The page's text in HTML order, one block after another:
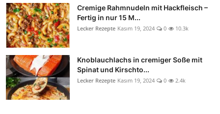
Cremige Rahmnudeln mit Hackfleisch –
Fertig in nur 15 M...
Lecker Rezepte Kasım 19, 2024 0 10.3k
Knoblauchlachs in cremiger Soße mit
Spinat und Kirschto...
Lecker Rezepte Kasım 19, 2024 0 2.4k